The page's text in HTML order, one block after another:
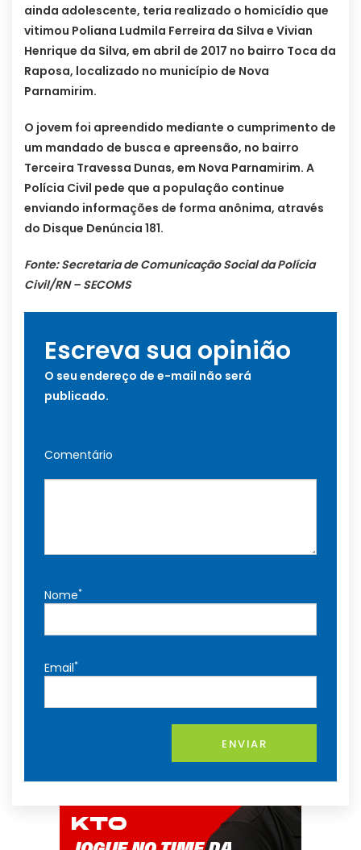
ainda adolescente, teria realizado o homicídio que
vitimou Poliana Ludmila Ferreira da Silva e Vivian
Henrique da Silva, em abril de 2017 no bairro Toca da
Raposa, localizado no município de Nova
Parnamirim.
O jovem foi apreendido mediante o cumprimento de
um mandado de busca e apreensão, no bairro
Terceira Travessa Dunas, em Nova Parnamirim. A
Polícia Civil pede que a população continue
enviando informações de forma anônima, através
do Disque Denúncia 181.
Fonte: Secretaria de Comunicação Social da Polícia
Civil/RN – SECOMS
Escreva sua opinião
O seu endereço de e-mail não será
publicado.
Comentário
Nome*
Email*
ENVIAR